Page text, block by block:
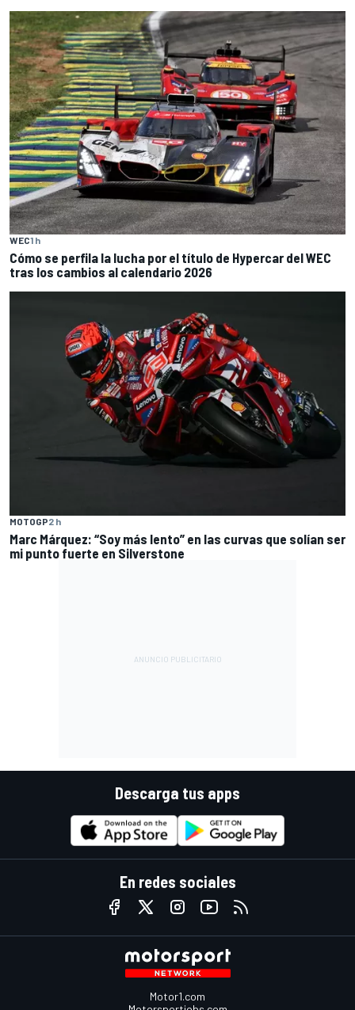
WEC1 h
Cómo se perfila la lucha por el título de Hypercar del WEC
tras los cambios al calendario 2026
MOTOGP2 h
Marc Márquez: “Soy más lento” en las curvas que solían ser
mi punto fuerte en Silverstone
Descarga tus apps
En redes sociales
Motor1.com